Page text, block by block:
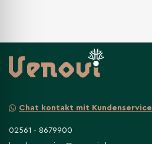
Chat kontakt mit Kundenservice
02561 - 8679900